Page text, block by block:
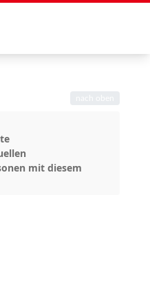
mit diesem